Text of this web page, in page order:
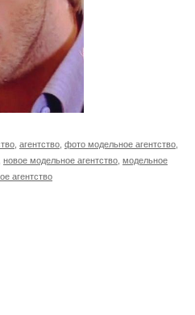
агентство фото модельное агентство
новое модельное агентство модельное
агентство